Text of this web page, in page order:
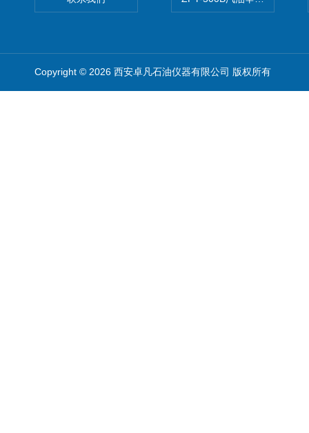
Copyright © 2026 西安卓凡石油仪器有限公司 版权所有